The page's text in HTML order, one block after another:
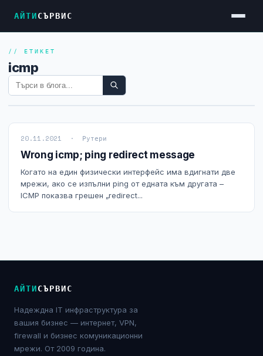
АЙТИСЪРВИС
Услуги
Достъп до Интернет
Видеонаблюдение
Фирмени мрежи
Firewall и VPN
Хостинг и VPS сървъри
Колокация на сървъри
Общи условия
// ЕТИКЕТ
icmp
20.11.2021 · Рутери
Wrong icmp; ping redirect message
Когато на един физически интерфейс има вдигнати две
мрежи, ако се изпълни ping от едната към другата –
ICMP показва грешен „redirect...
АЙТИСЪРВИС
Надеждна IT инфраструктура за
вашия бизнес — интернет, VPN,
firewall и бизнес комуникационни
мрежи. От 2009 година.